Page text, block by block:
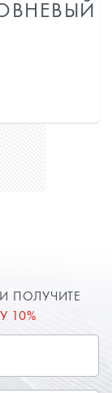
И ПОЛУЧИТЕ
10%